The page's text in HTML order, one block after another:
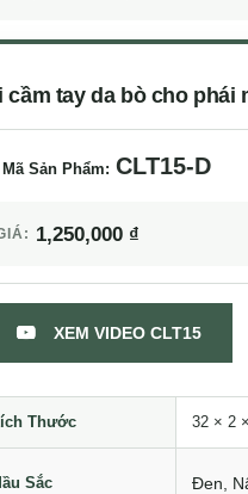
cầm tay da bò cho phái
Mã Sản Phẩm: CLT15-D
1,250,000 ₫
XEM VIDEO CLT15
Thước 32 × 2
Sắc Đen